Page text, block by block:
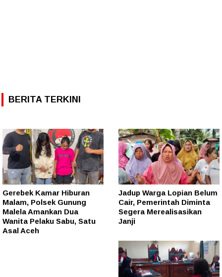
BERITA TERKINI
Gerebek Kamar Hiburan
Malam, Polsek Gunung
Malela Amankan Dua
Wanita Pelaku Sabu, Satu
Asal Aceh
Jadup Warga Lopian Belum
Cair, Pemerintah Diminta
Segera Merealisasikan
Janji